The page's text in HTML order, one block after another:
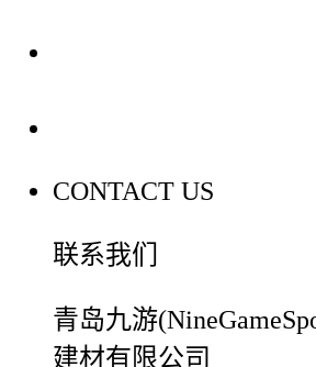
CONTACT US
联系我们
青岛九游
建材有限公司